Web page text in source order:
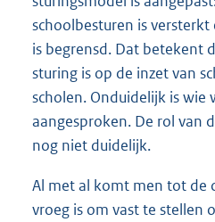
schoolbesturen is
is begrensd. Dat betekent
sturing is op de inzet van
scholen. Onduidelijk is wie
aangesproken. De rol van
nog niet duidelijk.
Al met al komt men tot de
vroeg is om vast te stellen